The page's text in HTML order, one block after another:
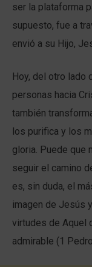
ser la plataforma
supuesto, fue a
envió a su Hijo,
Hoy, del otro lado
personas hacia
también
los purifica y los
gloria. Puede que
seguir el camino
es, sin duda, el
imagen de Jesús
virtudes de Aquel
admirable (1